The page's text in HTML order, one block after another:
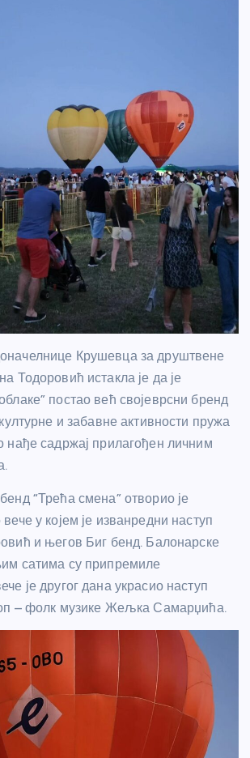
Крушевца за друштвене
Тодоровић истакла је да је
постао већ својеврсни бренд
и забавне активности пружа
нађе садржај прилагођен личним
“Трећа смена” отворио је
у којем је изванредни наступ
и његов Биг бенд. Балонарске
сатима су припремиле
је другог дана украсио наступ
– фолк музике Жељка Самарџића.